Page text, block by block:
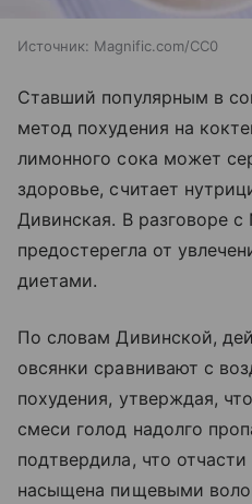
Источник: Magnific.com/CC0
Ставший популярным в
метод похудения на
лимонного сока может
здоровье, считает
Дивинская. В разговоре с
предостерегла от
диетами.
По словам Дивинской,
овсянки сравнивают с
похудения, утверждая,
смеси голод надолго
подтвердила, что
насыщена пищевыми